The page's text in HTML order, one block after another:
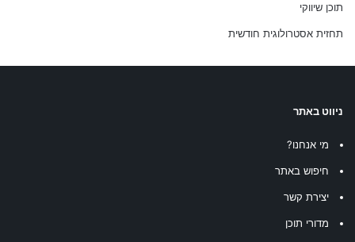
תוכן שיווקי
תחזית אסטרולוגית חודשית
ניווט באתר
מי אנחנו?
חיפוש באתר
יצירת קשר
מדורי תוכן